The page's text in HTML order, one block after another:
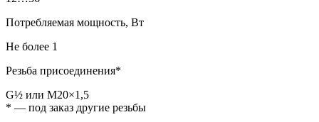
Потребляемая мощность, Вт
Не более 1
Резьба присоединения*
G½ или M20×1,5
* — под заказ другие резьбы